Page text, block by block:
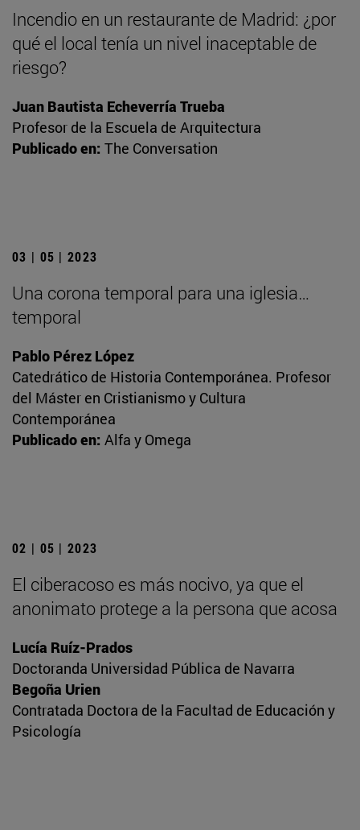
Incendio en un restaurante de Madrid: ¿por
qué el local tenía un nivel inaceptable de
riesgo?
Juan Bautista Echeverría Trueba
Profesor de la Escuela de Arquitectura
Publicado en: The Conversation
03 | 05 | 2023
Una corona temporal para una iglesia…
temporal
Pablo Pérez López
Catedrático de Historia Contemporánea. Profesor
del Máster en Cristianismo y Cultura
Contemporánea
Publicado en: Alfa y Omega
02 | 05 | 2023
El ciberacoso es más nocivo, ya que el
anonimato protege a la persona que acosa
Lucía Ruíz-Prados
Doctoranda Universidad Pública de Navarra
Begoña Urien
Contratada Doctora de la Facultad de Educación y
Psicología